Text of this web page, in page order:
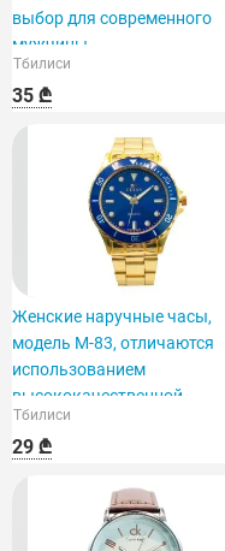
выбор для современного
мужчины.
Тбилиси
35 ₾
Женские наручные часы,
модель M-83, отличаются
использованием
высококачественной
нержавеющей стали.
Тбилиси
29 ₾